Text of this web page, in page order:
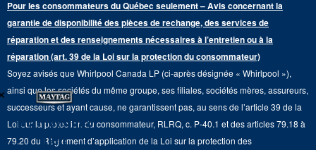
Pièces de rechange
Aide sur les produits
Suivre ma commande
Services de livraison et d'installation
Retours et échanges
Piédestaux de lessive
Qualité Commerciale
Duos de Lessive
Cuisinières
Fours muraux
Hottes
Fours à micro-ondes
Communiquez avec nous
Monsieur Maytag
Carrières
Pour les consommateurs du Québec seulement – Avis concernant la
garantie de disponibilité des pièces de rechange, des services de
réparation et des renseignements nécessaires à l’entretien ou à la
réparation (art. 39 de la Loi sur la protection du consommateur)
Soyez avisés que Whirlpool Canada LP (ci-après désignée « Whirlpool »),
ainsi que les sociétés du même groupe, ses filiales, sociétés mères, assureurs,
successeurs et ayant cause, ne garantissent pas, au sens de l’article 39 de la
Loi sur la protection du consommateur, RLRQ, c. P-40.1 et des articles 79.18 à
79.20 du Règlement d’application de la Loi sur la protection des
Ne manquez
rien